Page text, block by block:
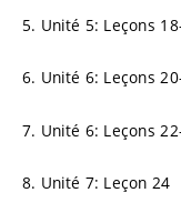
5. Unité 5: Leçons
6. Unité 6: Leçons
7. Unité 6: Leçons
8. Unité 7: Leçon 24